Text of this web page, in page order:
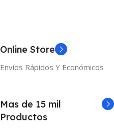
Online Store
Envíos Rápidos Y Económicos
Mas de 15 mil
Productos